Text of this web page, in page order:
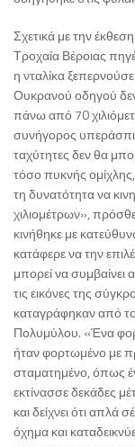
Σχετικά με την
Τροχαία Βέροιας
η νταλίκα
Ουκρανού οδηγού
πάνω από 70
συνήγορος
ταχύτητες δεν θα
τόσο πυκνής ομίχλης,
τη δυνατότητα να
χιλιομέτρων»,
κινήθηκε με
κατάφερε να την
μπορεί να συμβαίνει
τις εικόνες της
καταγράφηκαν από
Πολυμύλου. «Ένα
ήταν φορτωμένο με
σταματημένο, όπως
εκτίνασσε δεκάδες
και δείχνει ότι απλά
όχημα και